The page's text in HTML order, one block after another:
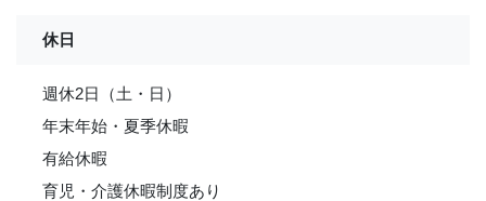
休日
週休2日（土・日）
年末年始・夏季休暇
有給休暇
育児・介護休暇制度あり